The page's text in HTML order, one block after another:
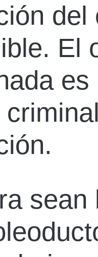
del
El